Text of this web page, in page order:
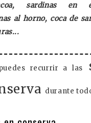
sardinas en
al horno, coca de
recurrir a las
durante